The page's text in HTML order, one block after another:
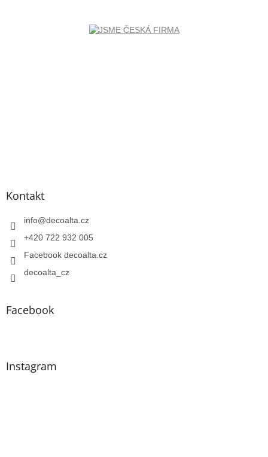
Kontakt
info@decoalta.cz
+420 722 932 005
Facebook decoalta.cz
decoalta_cz
Facebook
Instagram